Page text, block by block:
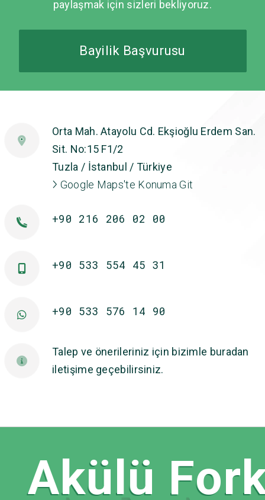
paylaşmak için sizleri bekliyoruz.
Bayilik Başvurusu
Orta Mah. Atayolu Cd. Ekşioğlu Erdem San.
Sit. No:15 F1/2
Tuzla / İstanbul / Türkiye
Google Maps'te Konuma Git
+90 216 206 02 00
+90 533 554 45 31
+90 533 576 14 90
Talep ve önerileriniz için bizimle buradan
iletişime geçebilirsiniz.
Akülü